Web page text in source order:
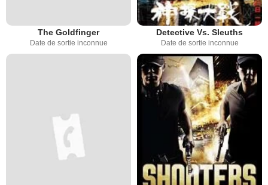
The Goldfinger
Date de sortie inconnue
Detective Vs. Sleuths
Date de sortie inconnue